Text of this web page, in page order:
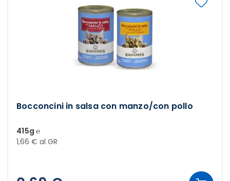
Bocconcini in salsa con manzo/con pollo
415g ℮
1,66 € al GR